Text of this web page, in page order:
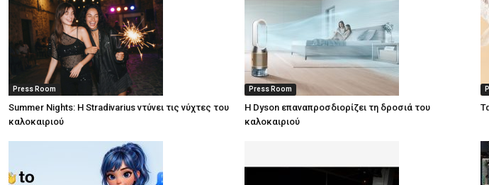
Press Room
Summer Nights: Η Stradivarius ντύνει τις νύχτες του
καλοκαιριού
Press Room
Η Dyson επαναπροσδιορίζει τη δροσιά του
καλοκαιριού